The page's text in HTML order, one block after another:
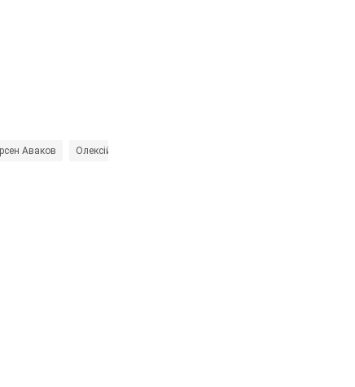
Аваков Олексій Данілов